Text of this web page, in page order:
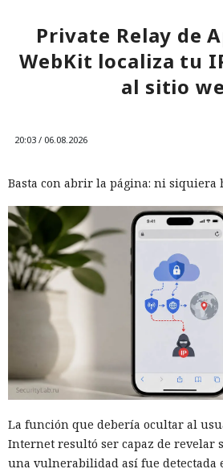
Private Relay de
WebKit localiza tu
al sitio
20:03 / 06.08.2026
Basta con abrir la página: ni siquiera
La función que debería ocultar al
Internet resultó ser capaz de revelar
una vulnerabilidad así fue detectada